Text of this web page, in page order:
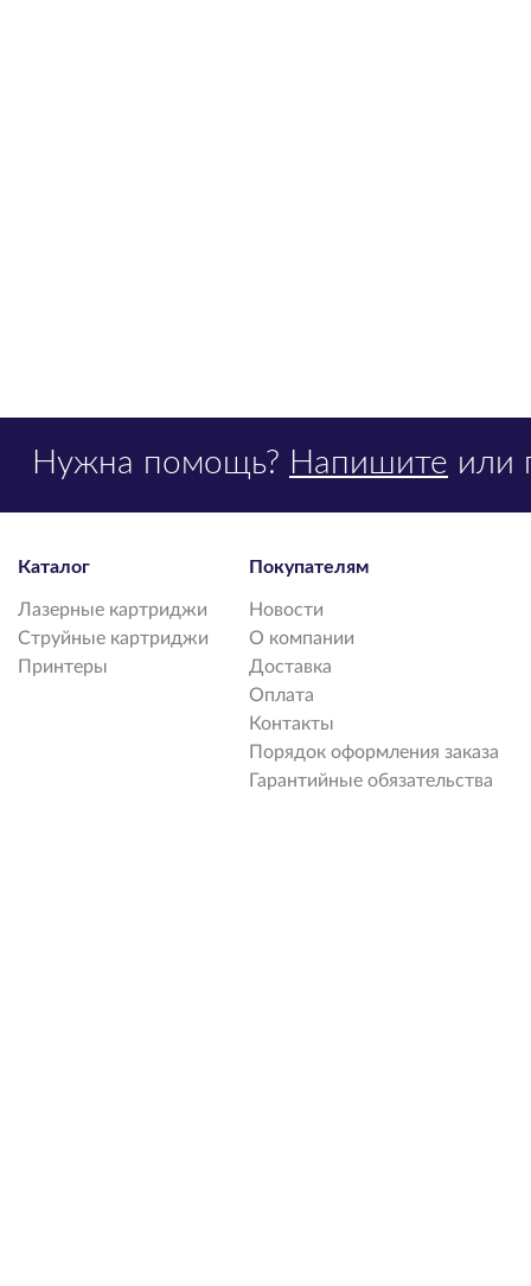
Нужна помощь? Напишите или
Каталог
Лазерные картриджи
Струйные картриджи
Принтеры
Покупателям
Новости
О компании
Доставка
Оплата
Контакты
Порядок оформления заказа
Гарантийные обязательства